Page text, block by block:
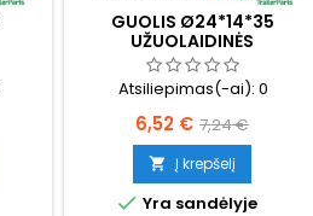
GUOLIS Ø24*14*35
UŽUOLAIDINĖS
PUSPRIEKABĖS
Atsiliepimas(-ai): 0
Kaina
6,52 € Bazinė
kaina
7,24 €
 Į krepšelį
 Yra sandėlyje